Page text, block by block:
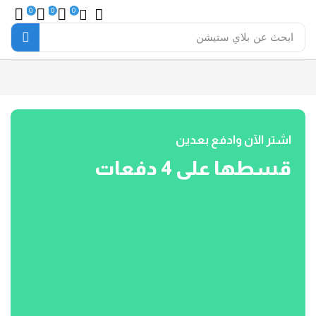
ابحث عن بلاي ستيشن
0
0
0
اشتر الآن وادفع بعدين
قسطها على 4 دفعات